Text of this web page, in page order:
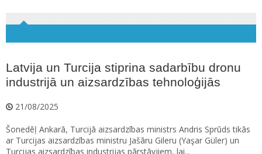
Latvija un Turcija stiprina sadarbību dronu
industrijā un aizsardzības tehnoloģijās
21/08/2025
Šonedēļ Ankarā, Turcijā aizsardzības ministrs Andris Sprūds tikās
ar Turcijas aizsardzības ministru Jašāru Gileru (Yaşar Güler) un
Turcijas aizsardzības industrijas pārstāvjiem, lai...